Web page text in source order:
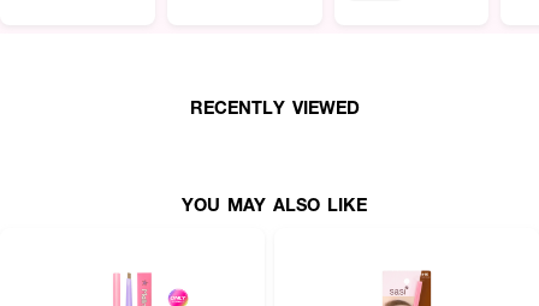
RECENTLY VIEWED
YOU MAY ALSO LIKE